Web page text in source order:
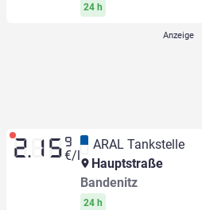
24 h
2.15 9
€/l
ARAL Tankstelle
Hauptstraße
Bandenitz
24 h